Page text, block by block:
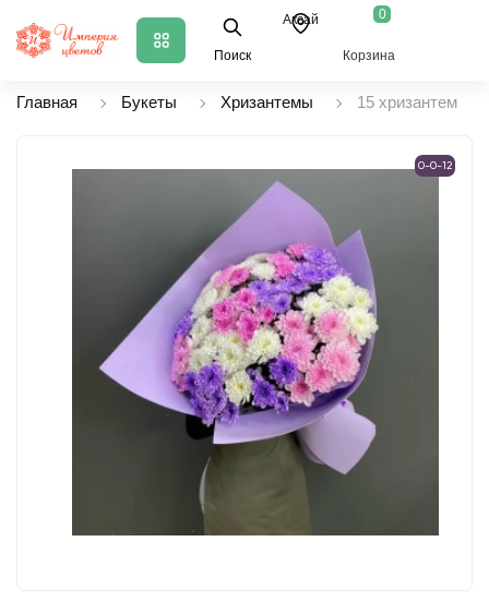
Поиск
Аксай 0
Корзина
Главная Букеты Хризантемы 15 хризантем
0-0-12